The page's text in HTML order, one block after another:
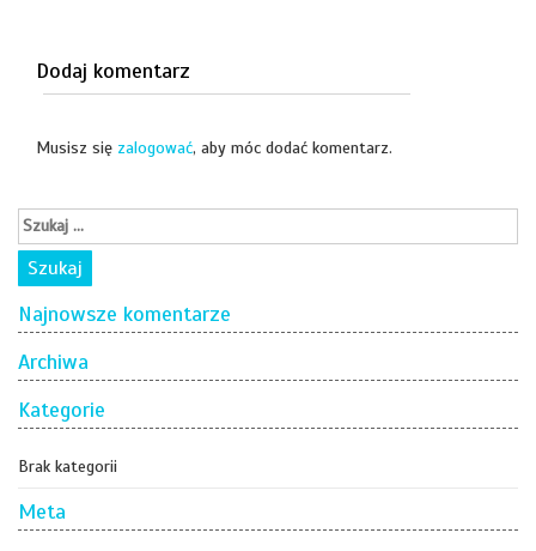
Dodaj komentarz
Musisz się zalogować, aby móc dodać komentarz.
Najnowsze komentarze
Archiwa
Kategorie
Brak kategorii
Meta